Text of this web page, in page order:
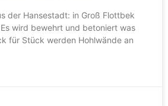
der Hansestadt: in Groß Flottbek
wird bewehrt und betoniert was
für Stück werden Hohlwände an